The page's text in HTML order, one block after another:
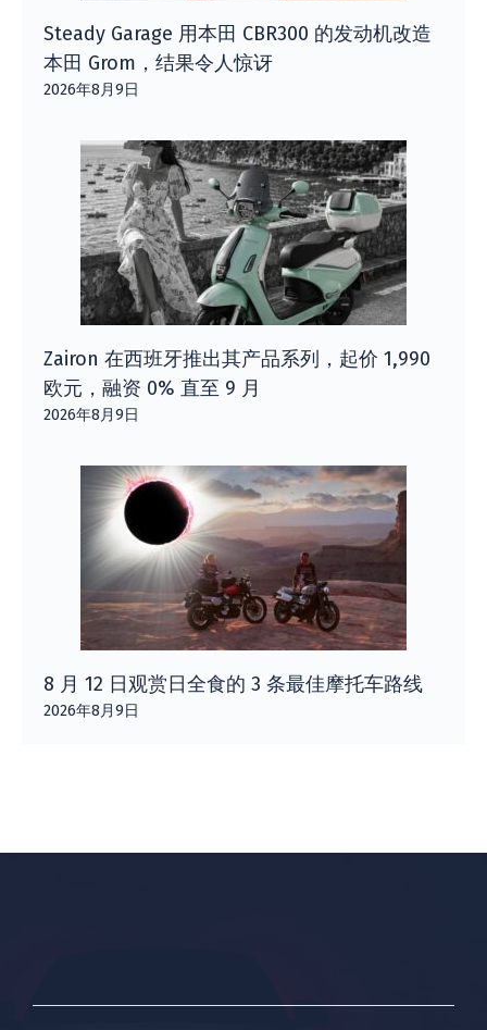
Steady Garage 用本田 CBR300 的发动机改造
本田 Grom，结果令人惊讶
2026年8月9日
Zairon 在西班牙推出其产品系列，起价 1,990
欧元，融资 0% 直至 9 月
2026年8月9日
8 月 12 日观赏日全食的 3 条最佳摩托车路线
2026年8月9日